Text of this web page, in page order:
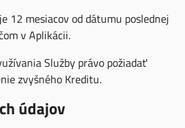
12 mesiacov od dátumu poslednej
v Aplikácii.
Služby právo požiadať
zvyšného Kreditu.
údajov